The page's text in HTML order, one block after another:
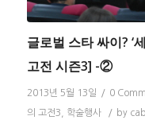
글로벌 스타 싸이? ‘
고전 시즌3] -②
2013년 5월 13일 / 0
의 고전3 학술행사 / by